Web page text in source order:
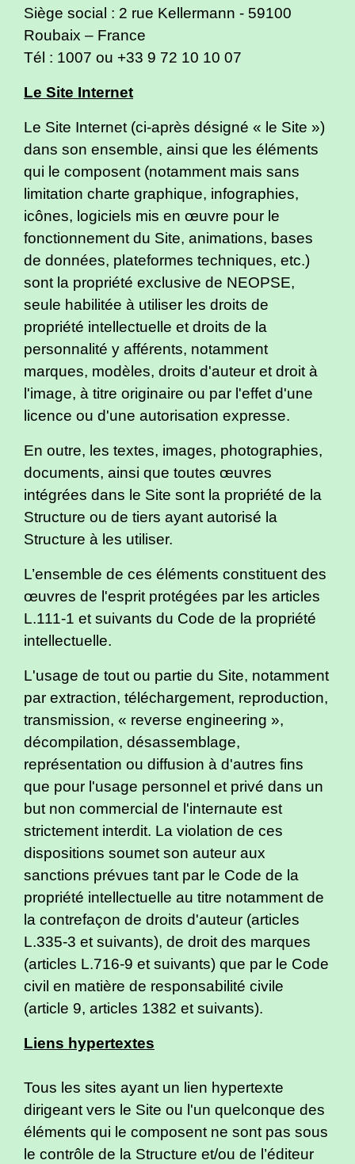
Siège social : 2 rue Kellermann - 59100
Roubaix – France
Tél : 1007 ou +33 9 72 10 10 07
Le Site Internet
Le Site Internet (ci-après désigné « le Site »)
dans son ensemble, ainsi que les éléments
qui le composent (notamment mais sans
limitation charte graphique, infographies,
icônes, logiciels mis en œuvre pour le
fonctionnement du Site, animations, bases
de données, plateformes techniques, etc.)
sont la propriété exclusive de NEOPSE,
seule habilitée à utiliser les droits de
propriété intellectuelle et droits de la
personnalité y afférents, notamment
marques, modèles, droits d'auteur et droit à
l'image, à titre originaire ou par l'effet d'une
licence ou d'une autorisation expresse.
En outre, les textes, images, photographies,
documents, ainsi que toutes œuvres
intégrées dans le Site sont la propriété de la
Structure ou de tiers ayant autorisé la
Structure à les utiliser.
L’ensemble de ces éléments constituent des
œuvres de l'esprit protégées par les articles
L.111-1 et suivants du Code de la propriété
intellectuelle.
L'usage de tout ou partie du Site, notamment
par extraction, téléchargement, reproduction,
transmission, « reverse engineering »,
décompilation, désassemblage,
représentation ou diffusion à d'autres fins
que pour l'usage personnel et privé dans un
but non commercial de l'internaute est
strictement interdit. La violation de ces
dispositions soumet son auteur aux
sanctions prévues tant par le Code de la
propriété intellectuelle au titre notamment de
la contrefaçon de droits d'auteur (articles
L.335-3 et suivants), de droit des marques
(articles L.716-9 et suivants) que par le Code
civil en matière de responsabilité civile
(article 9, articles 1382 et suivants).
Liens hypertextes
Tous les sites ayant un lien hypertexte
dirigeant vers le Site ou l'un quelconque des
éléments qui le composent ne sont pas sous
le contrôle de la Structure et/ou de l’éditeur